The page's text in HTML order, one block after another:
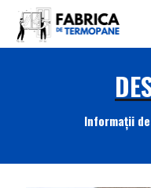
Informații